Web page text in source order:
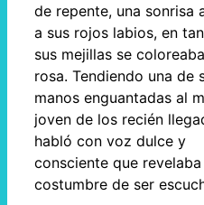
de repente, una sonrisa
a sus rojos labios, en
sus mejillas se
rosa. Tendiendo una de
manos enguantadas al
joven de los recién
habló con voz dulce y
consciente que revelaba
costumbre de ser